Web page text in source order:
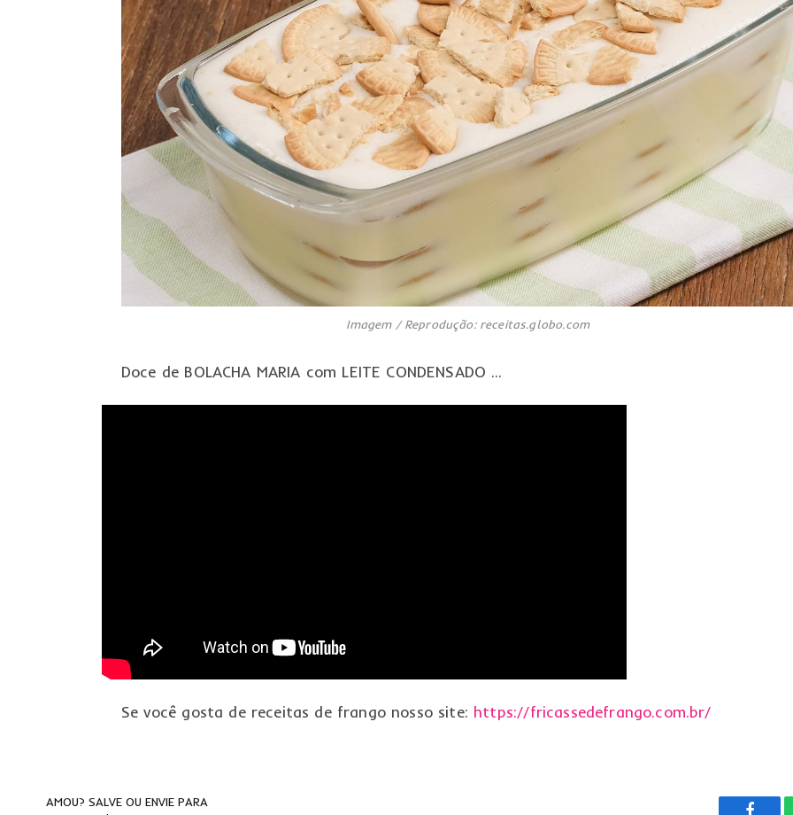
Imagem / Reprodução: receitas.globo.com
Doce de BOLACHA MARIA com LEITE CONDENSADO …
Se você gosta de receitas de frango nosso site: https://fricassedefrango.com.br/
AMOU? SALVE OU ENVIE PARA